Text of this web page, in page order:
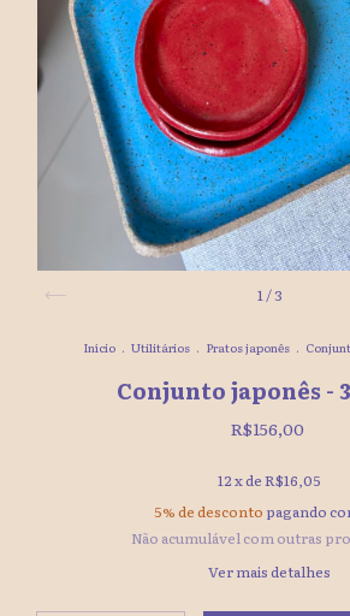
1/3
Início . Utilitários . Pratos japonês .
Conjunto japonês -
R$156,00
12x deR$16,05
5% de desconto pagando
Não acumulável com outras
Ver mais detalhes